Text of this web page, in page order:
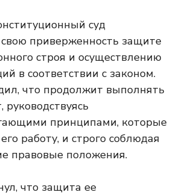
суд
приверженность защите
строя и осуществлению
в соответствии с законом.
что продолжит выполнять
руководствуясь
принципами, которые
работу, и строго соблюдая
правовые положения.
что защита ее